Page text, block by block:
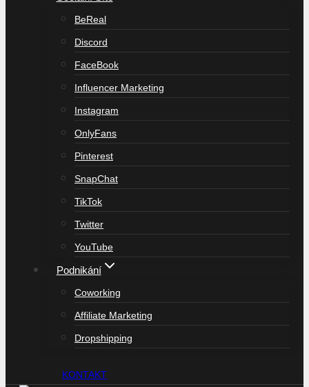
BeReal
Discord
FaceBook
Influencer Marketing
Instagram
OnlyFans
Pinterest
SnapChat
TikTok
Twitter
YouTube
Podnikání
Coworking
Affiliate Marketing
Dropshipping
KONTAKT